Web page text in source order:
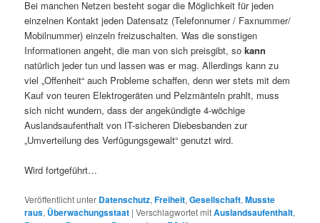
Bei manchen Netzen besteht sogar die Möglichkeit für jeden
einzelnen Kontakt jeden Datensatz (Telefonnumer / Faxnummer/
Mobilnummer) einzeln freizuschalten. Was die sonstigen
Informationen angeht, die man von sich preisgibt, sokann
natürlich jeder tun und lassen was er mag. Allerdings kann zu
viel „Offenheit“ auch Probleme schaffen, denn wer stets mit dem
Kauf von teuren Elektrogeräten und Pelzmänteln prahlt, muss
sich nicht wundern, dass der angekündigte 4-wöchige
Auslandsaufenthalt von IT-sicheren Diebesbanden zur
„Umverteilung des Verfügungsgewalt“ genutzt wird.
Wird fortgeführt…
Veröffentlicht unter Datenschutz,Freiheit,Gesellschaft,Musste
raus, Überwachungsstaat |Verschlagwortet mitAuslandsaufenthalt,